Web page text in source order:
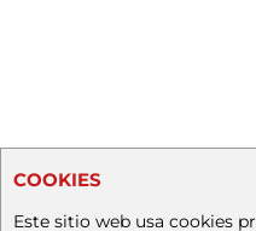
COOKIES
Este sitio web usa cookies